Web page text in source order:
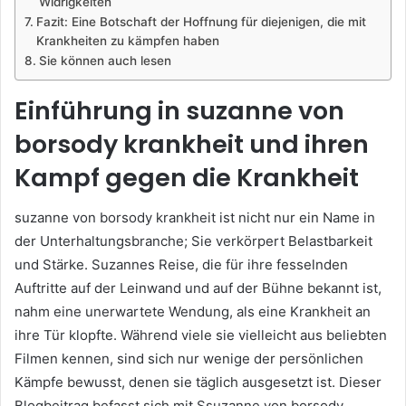
Fazit: Eine Botschaft der Hoffnung für diejenigen, die mit
Krankheiten zu kämpfen haben
Sie können auch lesen
Einführung in suzanne von
borsody krankheit und ihren
Kampf gegen die Krankheit
suzanne von borsody krankheit ist nicht nur ein Name in
der Unterhaltungsbranche; Sie verkörpert Belastbarkeit
und Stärke. Suzannes Reise, die für ihre fesselnden
Auftritte auf der Leinwand und auf der Bühne bekannt ist,
nahm eine unerwartete Wendung, als eine Krankheit an
ihre Tür klopfte. Während viele sie vielleicht aus beliebten
Filmen kennen, sind sich nur wenige der persönlichen
Kämpfe bewusst, denen sie täglich ausgesetzt ist. Dieser